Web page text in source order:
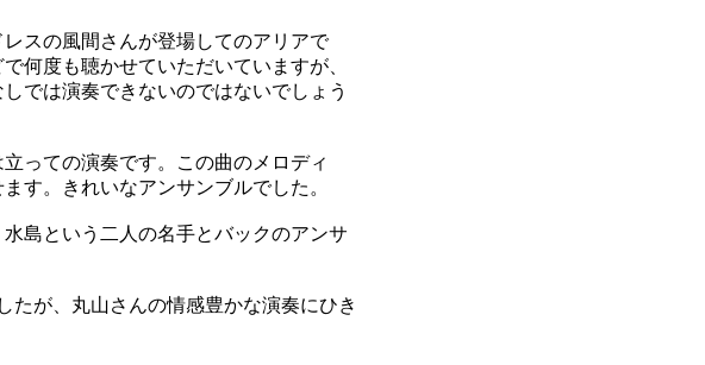
スの風間さんが登場してのアリアで
何度も聴かせていただいていますが、
では演奏できないのではないでしょう
っての演奏です。この曲のメロディ
す。きれいなアンサンブルでした。
島という二人の名手とバックのアンサ
が、丸山さんの情感豊かな演奏にひき